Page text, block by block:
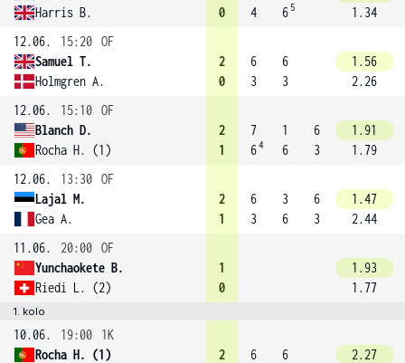
Harris B.
0
4
6 5
1.34
12.06.
15:20 OF
Samuel T.
Holmgren A.
2
0
6
3
6
3
1.56
2.26
12.06.
15:10 OF
Blanch D.
Rocha H. (1)
2
1
7
64
1
6
6
3
1.91
1.79
12.06.
13:30 OF
Lajal M.
Gea A.
2
1
6
3
3
6
6
3
1.47
2.44
11.06.
20:00 OF
Yunchaokete B.
Riedi L. (2)
1
0
1.93
1.77
1. kolo
10.06. 19:00
1K
Rocha H. (1)
2
6
6
2.27